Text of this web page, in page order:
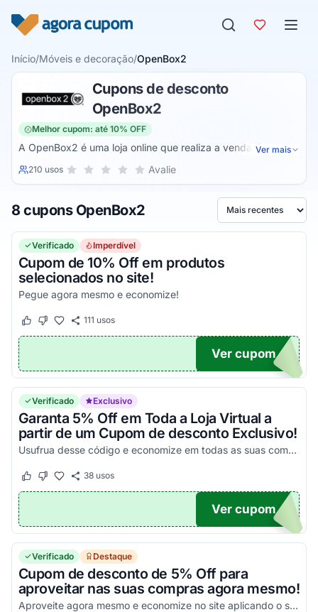
Início/Móveis e decoração/OpenBox2
Cupons de desconto
OpenBox2
Melhor cupom: até 10% OFF
A OpenBox2 é uma loja online que realiza a venda de
diversos produtos para que você possa decorar a sua casa
Ver mais
210 usosSua nota para OpenBox2, de 1 a 5 estrelas
5 estrelas
4 estrelas
3 estrelas
2 estrelas
1 estrela Avalie
8 cupons OpenBox2 Ordenar por
Verificado Imperdível
Cupom de 10% Off em produtos
selecionados no site!
Pegue agora mesmo e economize!
Este cupom funcionou
Este cupom não funcionou
111 usos
10
Ver cupom
Verificado Exclusivo
Garanta 5% Off em Toda a Loja Virtual a
partir de um Cupom de desconto Exclusivo!
Usufrua desse código e economize em todas as suas compras com um Cupom de desconto disponível somente aqui!
Este cupom funcionou
Este cupom não funcionou
38usos
A5
Ver cupom
Verificado Destaque
Cupom de desconto de 5% Off para
aproveitar nas suas compras agora mesmo!
Aproveite agora mesmo e economize no site aplicando o seu código!